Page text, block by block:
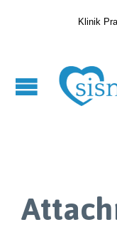
Klinik